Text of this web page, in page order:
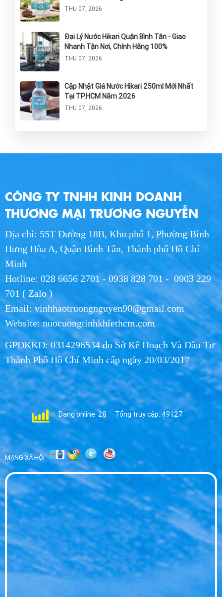
THU 07, 2026
Đại Lý Nước Hikari Quận Bình Tân - Giao
Nhanh Tận Nơi, Chính Hãng 100%
THU 07, 2026
Cập Nhật Giá Nước Hikari 250ml Mới Nhất
Tại TP.HCM Năm 2026
THU 07, 2026
Hàng Nhanh Chóng
Giao Nước Hikari Tận Nơi HCM - Dịch Vụ
Nhanh Chóng, Giá Tốt 2026
Nước Uống Hikari Chính Hãng - Uy Tín, Chất
Lượng, Giao Nhanh
WED 07, 2026
Phân Phối Nước Hikari Khu Công Nghiệp
Long An | Giá Sỉ 2026
WED 07, 2026
Nước Hikari cho Hội nghị - Giải Pháp Nước
Uống Cao Cấp 2026
WED 07, 2026
Đại Lý Nước Hikari Huyện Bến Lức - Phân
Phối Sỉ Lẻ Giá Tốt
WED 07, 2026
Đại Lý Nước Hikari Tp Tân An - Giao Nhanh
Tận Nơi Giá Sỉ
WED 07, 2026
CÔNG TY TNHH KINH DOANH
THƯƠNG MẠI TRƯƠNG NGUYỄN
Địa chỉ: 55T Đường 18B, Khu phố 1, Phường Bình
Hưng Hòa A, Quận Bình Tân, Thành phố Hồ Chí
Minh
Hotline: 028 6656 2701 - 0938 828 701 - 0903 229
701 ( Zalo )
Email: vinhhaotruongnguyen90@gmail.com
Website: nuocuongtinhkhiethcm.com
GPDKKD: 0314296534 do Sở Kế Hoạch Và Đầu Tư
Thành Phố Hồ Chí Minh cấp ngày 20/03/2017
Đang online: 28 Tổng truy cập: 49127
MẠNG XÃ HỘI